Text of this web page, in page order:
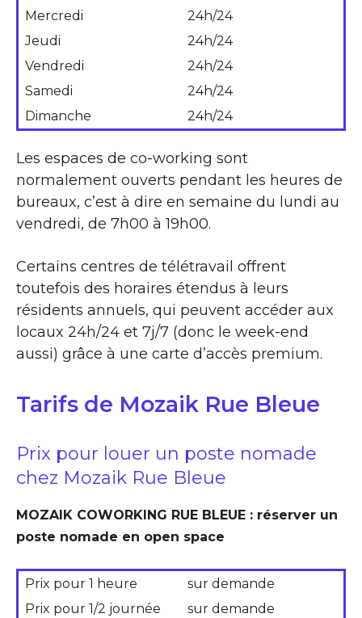
Mercredi
24h/24
Jeudi
24h/24
Vendredi
24h/24
Samedi
24h/24
Dimanche
24h/24
Les espaces de co-working sont
normalement ouverts pendant les heures de
bureaux, c’est à dire en semaine du lundi au
vendredi, de 7h00 à 19h00.
Certains centres de télétravail offrent
toutefois des horaires étendus à leurs
résidents annuels, qui peuvent accéder aux
locaux 24h/24 et 7j/7 (donc le week-end
aussi) grâce à une carte d’accès premium.
Tarifs de Mozaik Rue Bleue
Prix pour louer un poste nomade
chez Mozaik Rue Bleue
MOZAIK COWORKING RUE BLEUE : réserver un
poste nomade en open space
Prix pour 1 heure
sur demande
Prix pour 1/2 journée
sur demande